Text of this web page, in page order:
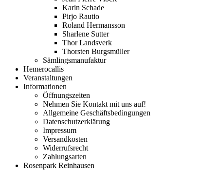
Karin Schade
Pirjo Rautio
Roland Hermansson
Sharlene Sutter
Thor Landsverk
Thorsten Burgsmüller
Sämlingsmanufaktur
Hemerocallis
Veranstaltungen
Informationen
Öffnungszeiten
Nehmen Sie Kontakt mit uns auf!
Allgemeine Geschäftsbedingungen
Datenschutzerklärung
Impressum
Versandkosten
Widerrufsrecht
Zahlungsarten
Rosenpark Reinhausen